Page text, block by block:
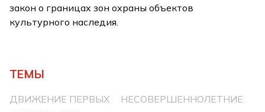
закон о границах зон охраны объектов
культурного наследия.
ТЕМЫ
ДВИЖЕНИЕ ПЕРВЫХ
НЕСОВЕРШЕННОЛЕТНИЕ